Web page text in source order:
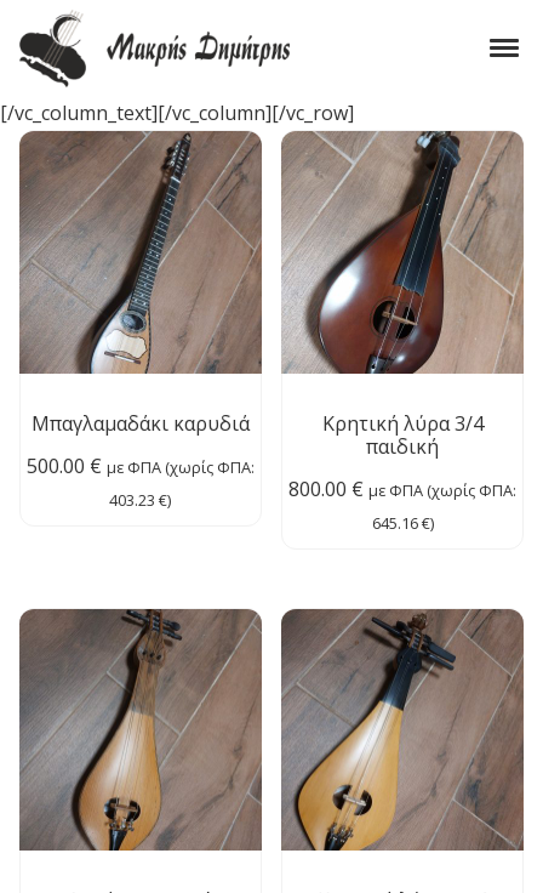
Skip to navigation
Skip to content
Οργανοποιείο Μακρής Δημήτρης
Εργαστήριο Κατασκευής Παραδοσιακών Μουσικών Οργάνων
[/vc_column_text][/vc_column][/vc_row]
Μπαγλαμαδάκι καρυδιά
500.00 € με ΦΠΑ (χωρίς ΦΠΑ:
403.23€)
Κρητική λύρα 3/4
παιδική
800.00 € με ΦΠΑ (χωρίς ΦΠΑ:
645.16€)